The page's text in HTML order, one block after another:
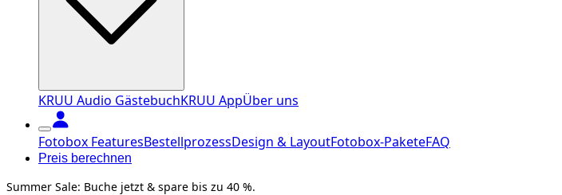
KRUU Audio GästebuchKRUU AppÜber uns
Fotobox FeaturesBestellprozessDesign & LayoutFotobox-PaketeFAQ
Preis berechnen
Summer Sale: Buche jetzt & spare bis zu 40 %.